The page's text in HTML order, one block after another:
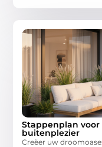
Stappenplan
buitenplezier
Creëer uw